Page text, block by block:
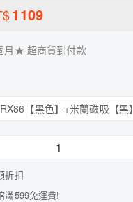
1109
月★ 超商貨到付款
RX86【黑色】+米蘭磁吸【黑】
折扣
滿599免運費!